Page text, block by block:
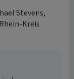
Stevens,
Kreis